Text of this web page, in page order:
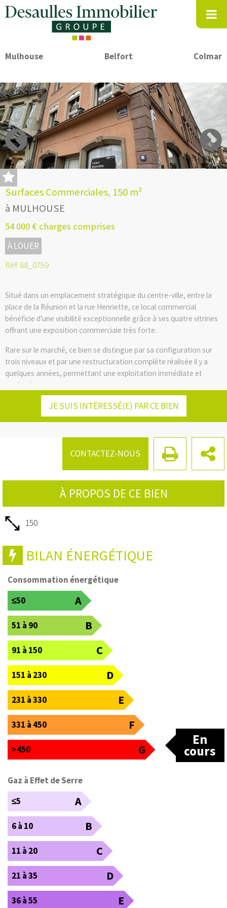
Mulhouse Belfort Colmar
Surfaces Commerciales, 150 m²
à MULHOUSE
54 000 € charges comprises
À LOUER
Réf. 68_0759
Situé dans un emplacement stratégique du centre-ville, entre la
place de la Réunion et la rue Henriette, ce local commercial
bénéficie d'une visibilité exceptionnelle grâce à ses quatre vitrines
offrant une exposition commerciale très forte.
Rare sur le marché, ce bien se distingue par sa configuration sur
trois niveaux et par une restructuration complète réalisée il y a
quelques années, permettant une exploitation immédiate et
qualitative.
Idéal pour une enseigne souhaitant s'implanter dans un secteur à
fort passage, ce local est disponible à la location.
54000 € HT
Honoraires charge preneur : 16200€ du montant du loyer annuel
Les informations sur les risques auxquels ce bien est exposé sont
disponibles sur le site Géorisques :www.georisques.gouv.fr
CONTACTEZ-NOUS
FacebookTwitterLinkedInEmail
JE SUIS INTÉRESSÉ(E) PAR CE BIEN
À PROPOS DE CE BIEN
150
BILAN ÉNERGÉTIQUE
En
cours
Consommation énergétique
≤50
A
51 à 90 B
91 à 150 C
151 à 230 D
231 à 330 E
331 à 450 F
>450 G
Gaz à Effet de Serre
≤5
A
6 à 10 B
11 à 20 C
21 à 35 D
36 à 55 E